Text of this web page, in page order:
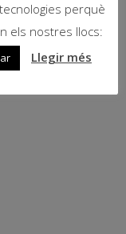
– Teatre
perquè
els nostres llocs:
Llegir més